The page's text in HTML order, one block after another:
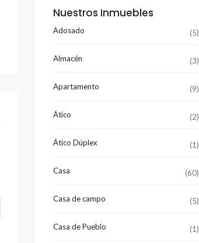
Nuestros Inmuebles
Adosado (5)
Almacén (3)
Apartamento (9)
Ático (2)
Ático Dúplex (1)
Casa (60)
Casa de campo (5)
Casa de Pueblo (1)